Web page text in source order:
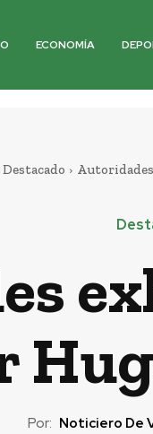
ECONOMÍA
Destacado
Por: Noticiero De